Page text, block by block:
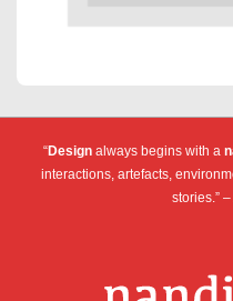
“Design always begins with a
interactions, artefacts,
stories.”